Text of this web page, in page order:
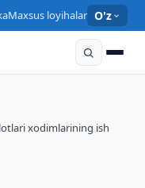
Maxsus loyihalar O'z
xodimlarining ish